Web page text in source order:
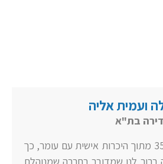
ועמית אליה
בת"א
הגענו אל פתרונות 358 מתוך היכרות אישית עם עומר, כך
לנו שמדובר בחברה שמנוהלת